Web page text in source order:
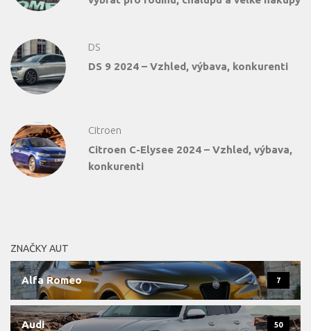
DS
DS 9 2024 – Vzhled, výbava, konkurenti
Citroen
Citroen C-Elysee 2024 – Vzhled, výbava,
konkurenti
ZNAČKY AUT
Alfa Romeo 7
Audi 50